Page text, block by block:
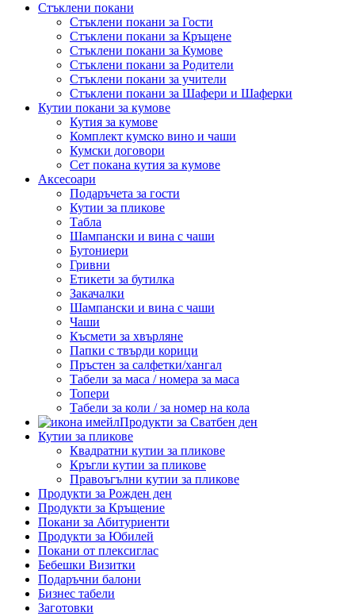
Стъклени покани
Стъклени покани за Гости
Стъклени покани за Кръщене
Стъклени покани за Кумове
Стъклени покани за Родители
Стъклени покани за учители
Стъклени покани за Шафери и Шаферки
Кутии покани за кумове
Кутия за кумове
Комплект кумско вино и чаши
Кумски договори
Сет покана кутия за кумове
Аксесоари
Подаръчета за гости
Кутии за пликове
Табла
Шампански и вина с чаши
Бутониери
Гривни
Етикети за бутилка
Закачалки
Шампански и вина с чаши
Чаши
Късмети за хвърляне
Папки с твърди корици
Пръстен за салфетки/хангал
Табели за маса / номера за маса
Топери
Табели за коли / за номер на кола
Продукти за Сватбен ден
Кутии за пликове
Квадратни кутии за пликове
Кръгли кутии за пликове
Правоъгълни кутии за пликове
Продукти за Рожден ден
Продукти за Кръщение
Покани за Абитуриенти
Продукти за Юбилей
Покани от плексиглас
Бебешки Визитки
Подаръчни балони
Бизнес табели
Заготовки